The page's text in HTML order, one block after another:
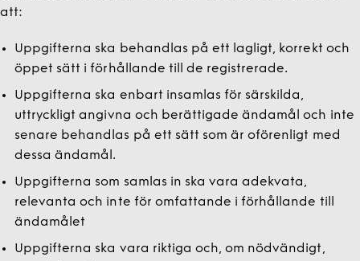
att:
Uppgifterna ska behandlas på ett lagligt, korrekt och
öppet sätt i förhållande till de registrerade.
Uppgifterna ska enbart insamlas för särskilda,
uttryckligt angivna och berättigade ändamål och inte
senare behandlas på ett sätt som är oförenligt med
dessa ändamål.
Uppgifterna som samlas in ska vara adekvata,
relevanta och inte för omfattande i förhållande till
ändamålet
Uppgifterna ska vara riktiga och, om nödvändigt,